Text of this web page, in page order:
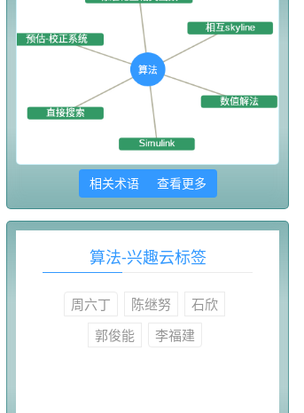
相关术语 查看更多
算法-兴趣云标签
周六丁 陈继努
石欣
郭俊能
李福建